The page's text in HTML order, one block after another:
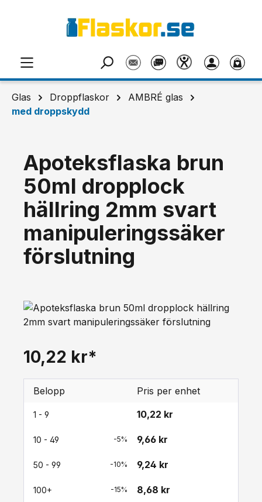
Glas Droppflaskor
AMBRÉ glas
med droppskydd
Apoteksflaska brun
50ml dropplock
hällring 2mm svart
manipuleringssäker
förslutning
10,22 kr*
Belopp Pris per enhet
1 - 9 10,22 kr
10 - 49 -5% 9,66 kr
50 - 99 -10% 9,24 kr
100+ -15% 8,68 kr